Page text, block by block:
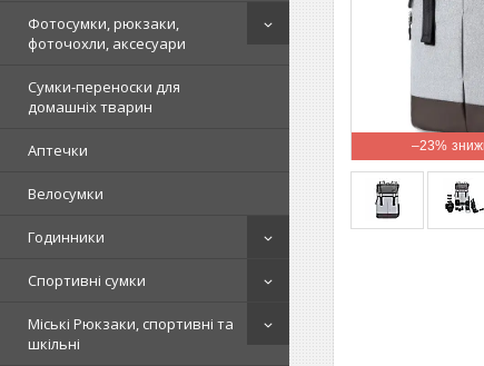
Фотосумки, рюкзаки,
фоточохли, аксесуари
Сумки-переноски для
домашніх тварин
Аптечки
Велосумки
Годинники
Спортивні сумки
Міські Рюкзаки, спортивні та
шкільні
–23%